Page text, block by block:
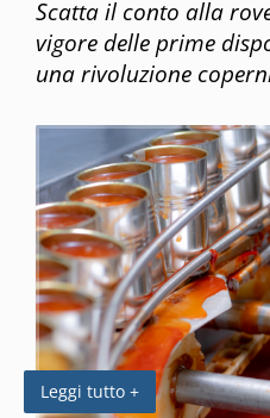
Scatta il conto alla
vigore delle prime
una rivoluzione
Leggi tutto +